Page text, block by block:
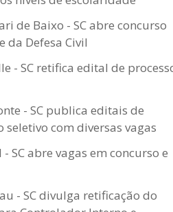
de Baixo - SC abre concurso
da Defesa Civil
- SC retifica edital de
- SC publica editais de
seletivo com diversas vagas
SC abre vagas em concurso e
- SC divulga retificação do